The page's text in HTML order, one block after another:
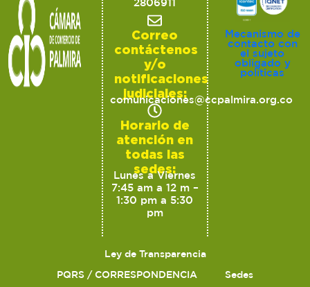
2806911
Correo
contáctenos
y/o
notificaciones
judiciales:
comunicaciones@ccpalmira.org.co
Horario de
atención en
todas las
sedes:
Lunes a Viernes
7:45 am a 12 m –
1:30 pm a 5:30
pm
Mecanismo de
contacto con
el sujeto
obligado y
políticas
Ley de Transparencia
PQRS / CORRESPONDENCIA
Sedes